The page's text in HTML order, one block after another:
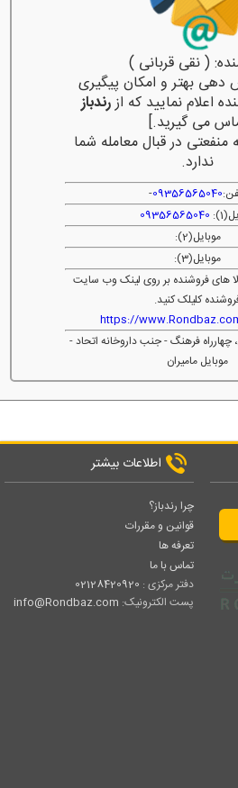
( نقی قربانی )
بهتر و امکان پیگیری
اعلام نمایید که ازرندباز
می گیرید.]
در قبال معامله شما
ندارد.
09356565040
-
09356565040
موبایل(2):
موبایل(3):
های فروشنده بر روی لینک وب سایت
کلیلک کنید.
https://
چهارراه فرهنگ - جنب داروخانه اتحاد -
موبایل مامیران
اطلاعات بیشتر
چرا رندباز؟
قوانین و مقررات
تعرفه ها
تماس با ما
دفتر مرکزی : 02128420920
پست الکترونیک: info@Rondbaz.com